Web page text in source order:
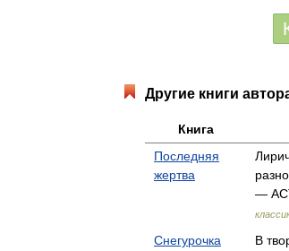
Другие книги
Книга
Последняя
жертва
—
Снегурочка
В